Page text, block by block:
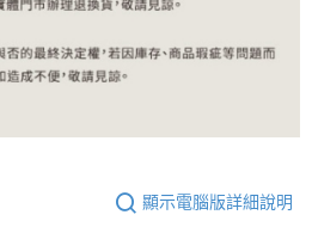
顯示電腦版詳細說明